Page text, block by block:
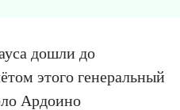
дошли до
этого генеральный
Ардоино